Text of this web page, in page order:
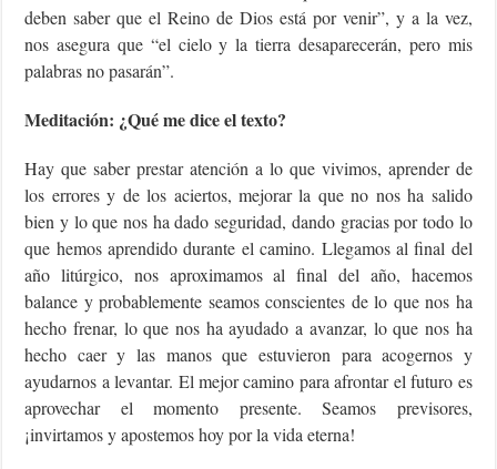
deben saber que el Reino de Dios está por venir”, y a la vez,
nos asegura que “el cielo y la tierra desaparecerán, pero mis
palabras no pasarán”.
Meditación: ¿Qué me dice el texto?
Hay que saber prestar atención a lo que vivimos, aprender de
los errores y de los aciertos, mejorar la que no nos ha salido
bien y lo que nos ha dado seguridad, dando gracias por todo lo
que hemos aprendido durante el camino. Llegamos al final del
año litúrgico, nos aproximamos al final del año, hacemos
balance y probablemente seamos conscientes de lo que nos ha
hecho frenar, lo que nos ha ayudado a avanzar, lo que nos ha
hecho caer y las manos que estuvieron para acogernos y
ayudarnos a levantar. El mejor camino para afrontar el futuro es
aprovechar el momento presente. Seamos previsores,
¡invirtamos y apostemos hoy por la vida eterna!